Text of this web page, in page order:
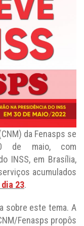
da Fenasps se
de maio, com
INSS, em Brasília,
acumulados
23.
sobre este tema. A
Fenasps propôs